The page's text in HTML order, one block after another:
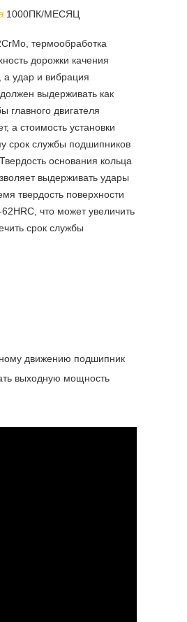
1000ПК/МЕСЯЦ
термообработка
дорожки качения
удар и вибрация
выдерживать как
главного двигателя
а стоимость установки
срок службы подшипников
основания кольца
выдерживать удары
твердость поверхности
что может увеличить
срок службы
движению подшипник
выходную мощность